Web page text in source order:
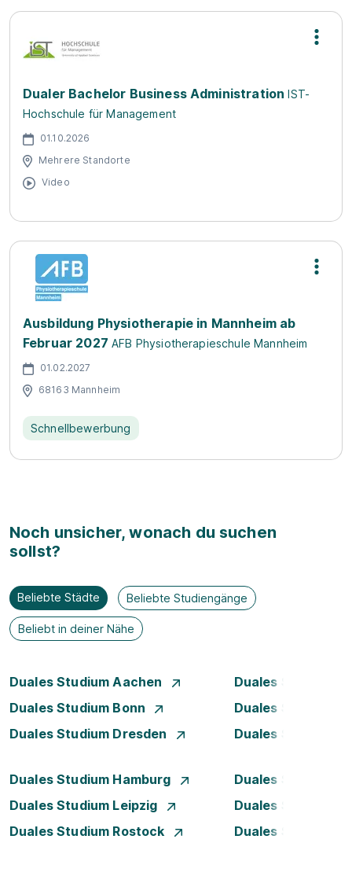
Dualer Bachelor Business Administration IST-
Hochschule für Management
01.10.2026
Mehrere Standorte
Video
Ausbildung Physiotherapie in Mannheim ab
Februar 2027 AFB Physiotherapieschule Mannheim
01.02.2027
68163 Mannheim
Schnellbewerbung
Noch unsicher, wonach du suchen
sollst?
Beliebte Städte Beliebte Studiengänge
Beliebt in deiner Nähe
Duales Studium Aachen
Duales Studium
Duales Studium Bonn
Duales Studium
Duales Studium Dresden
Duales Studium
Duales Studium Hamburg
Duales Studium
Duales Studium Leipzig
Duales Studium
Duales Studium Rostock
Duales Studium